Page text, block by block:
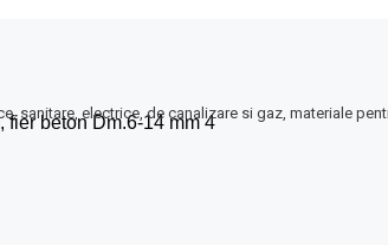
sanitare, electrice, de canalizare si gaz, materiale